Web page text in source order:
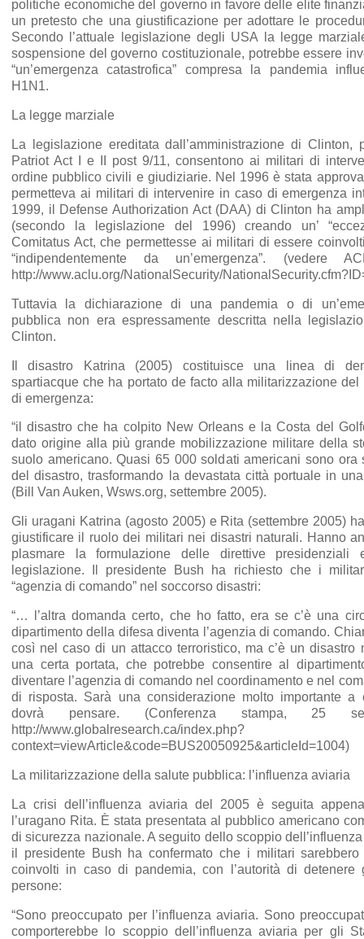
politiche economiche del governo in favore delle elite
un pretesto che una giustificazione per adottare le
Secondo l’attuale legislazione degli USA la legge
sospensione del governo costituzionale, potrebbe essere
“un’emergenza catastrofica” compresa la pandemia
H1N1.
La legge marziale
La legislazione ereditata dall’amministrazione di Clinton,
Patriot Act I e II post 9/11, consentono ai militari di
ordine pubblico civili e giudiziarie. Nel 1996 è stata
permetteva ai militari di intervenire in caso di emergenza
1999, il Defense Authorization Act (DAA) di Clinton ha
(secondo la legislazione del 1996) creando un’
Comitatus Act, che permettesse ai militari di essere
“indipendentemente da un’emergenza”. (vedere
http://www.aclu.org/NationalSecurity/
Tuttavia la dichiarazione di una pandemia o di
pubblica non era espressamente descritta nella
Clinton.
Il disastro Katrina (2005) costituisce una linea di
spartiacque che ha portato de facto alla militarizzazione
di emergenza:
“il disastro che ha colpito New Orleans e la Costa del
dato origine alla più grande mobilizzazione militare della
suolo americano. Quasi 65 000 soldati americani sono ora
del disastro, trasformando la devastata città portuale in
(Bill Van Auken, Wsws.org, settembre 2005).
Gli uragani Katrina (agosto 2005) e Rita (settembre 2005)
giustificare il ruolo dei militari nei disastri naturali. Hanno
plasmare la formulazione delle direttive presidenziali
legislazione. Il presidente Bush ha richiesto che i
“agenzia di comando” nel soccorso disastri:
“… l’altra domanda certo, che ho fatto, era se c’è una
dipartimento della difesa diventa l’agenzia di comando.
così nel caso di un attacco terroristico, ma c’è un disastro
una certa portata, che potrebbe consentire al
diventare l’agenzia di comando nel coordinamento e nel
di risposta. Sarà una considerazione molto importante a
dovrà pensare. (Conferenza stampa, 25
http://www.globalresearch.ca/index.php?
context=viewArticle&code=BUS20050925&articleId=1004)
La militarizzazione della salute pubblica: l’influenza aviaria
La crisi dell’influenza aviaria del 2005 è seguita
l’uragano Rita. È stata presentata al pubblico americano
di sicurezza nazionale. A seguito dello scoppio
il presidente Bush ha confermato che i militari sarebbero
coinvolti in caso di pandemia, con l’autorità di detenere
persone:
“Sono preoccupato per l’influenza aviaria. Sono
comporterebbe lo scoppio dell’influenza aviaria per gli